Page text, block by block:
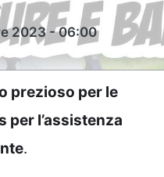
2023 - 06:00
prezioso per le
per l’assistenza
.